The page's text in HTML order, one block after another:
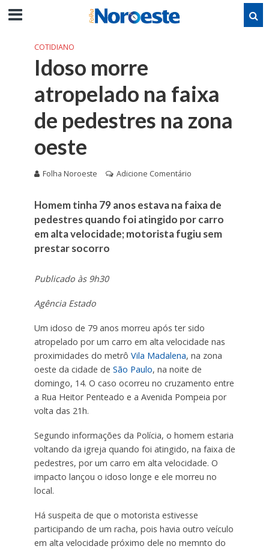
COTIDIANO
Idoso morre
atropelado na faixa
de pedestres na zona
oeste
Folha Noroeste Adicione Comentário
Homem tinha 79 anos estava na faixa de
pedestres quando foi atingido por carro
em alta velocidade; motorista fugiu sem
prestar socorro
Publicado às 9h30
Agência Estado
Um idoso de 79 anos morreu após ter sido
atropelado por um carro em alta velocidade nas
proximidades do metrô Vila Madalena, na zona
oeste da cidade de São Paulo, na noite de
domingo, 14. O caso ocorreu no cruzamento entre
a Rua Heitor Penteado e a Avenida Pompeia por
volta das 21h.
Segundo informações da Polícia, o homem estaria
voltando da igreja quando foi atingido, na faixa de
pedestres, por um carro em alta velocidade. O
impacto lançou o idoso longe e ele morreu no
local.
Há suspeita de que o motorista estivesse
participando de um racha, pois havia outro veículo
em alta velocidade próximo dele no memnto do